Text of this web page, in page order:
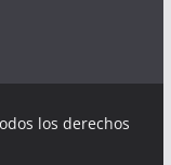
los derechos